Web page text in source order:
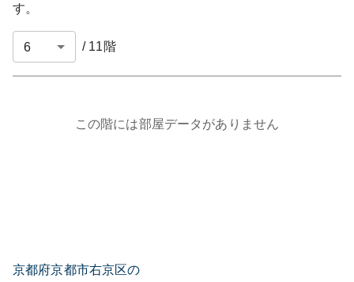
す。
/ 11 階
この階には部屋データがありません
京都府京都市右京区の